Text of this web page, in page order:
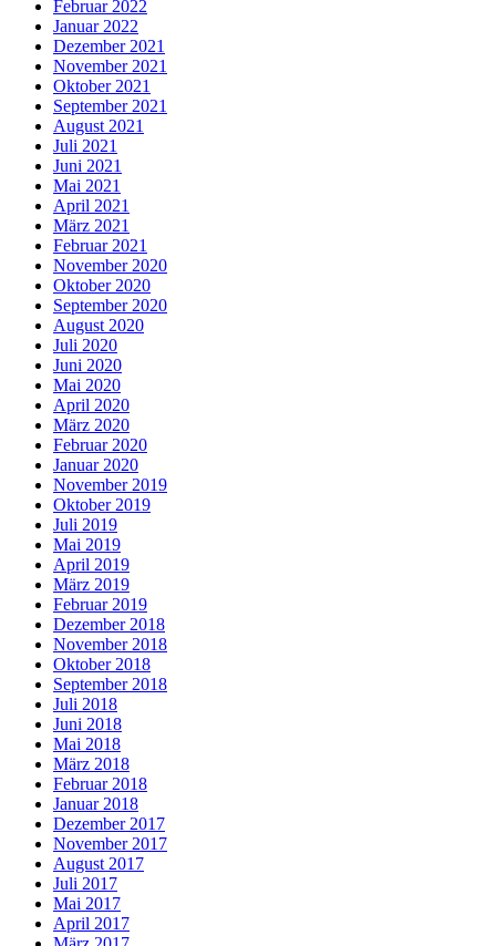
Februar 2022
Januar 2022
Dezember 2021
November 2021
Oktober 2021
September 2021
August 2021
Juli 2021
Juni 2021
Mai 2021
April 2021
März 2021
Februar 2021
November 2020
Oktober 2020
September 2020
August 2020
Juli 2020
Juni 2020
Mai 2020
April 2020
März 2020
Februar 2020
Januar 2020
November 2019
Oktober 2019
Juli 2019
Mai 2019
April 2019
März 2019
Februar 2019
Dezember 2018
November 2018
Oktober 2018
September 2018
Juli 2018
Juni 2018
Mai 2018
März 2018
Februar 2018
Januar 2018
Dezember 2017
November 2017
August 2017
Juli 2017
Mai 2017
April 2017